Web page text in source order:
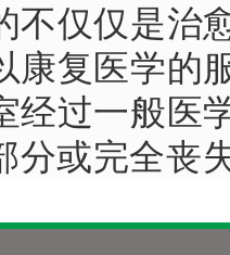
不仅仅是治
康复医学的
经过一般医
分或完全丧